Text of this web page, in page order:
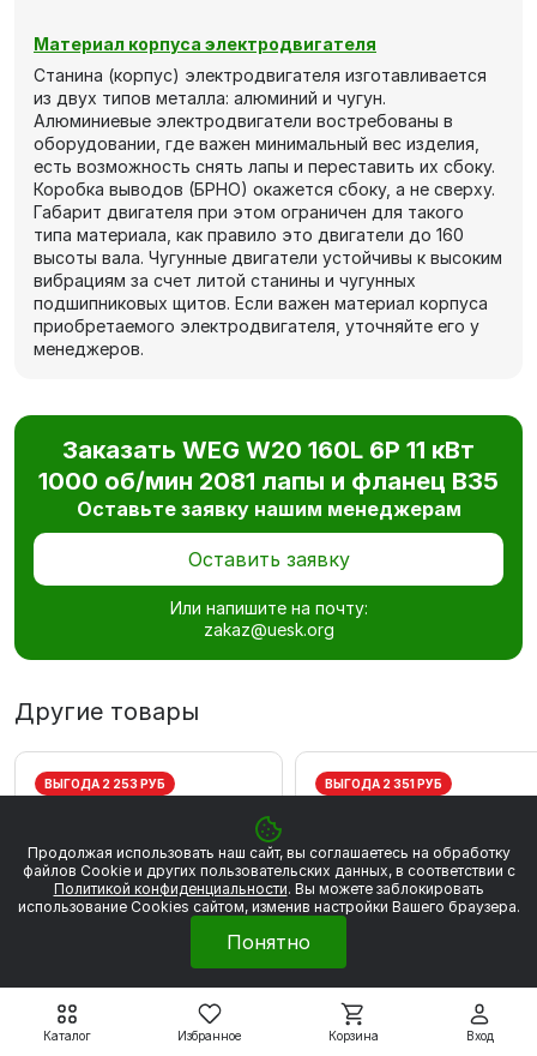
Каталог Избранное Корзина Вход
Материал корпуса электродвигателя
Станина (корпус) электродвигателя изготавливается
из двух типов металла: алюминий и чугун.
Алюминиевые электродвигатели востребованы в
оборудовании, где важен минимальный вес изделия,
есть возможность снять лапы и переставить их сбоку.
Коробка выводов (БРНО) окажется сбоку, а не сверху.
Габарит двигателя при этом ограничен для такого
типа материала, как правило это двигатели до 160
высоты вала. Чугунные двигатели устойчивы к высоким
вибрациям за счет литой станины и чугунных
подшипниковых щитов. Если важен материал корпуса
приобретаемого электродвигателя, уточняйте его у
менеджеров.
Заказать WEG W20 160L 6P 11 кВт
1000 об/мин 2081 лапы и фланец В35
Оставьте заявку нашим менеджерам
Оставить заявку
Или напишите на почту:
zakaz@uesk.org
Другие товары
ВЫГОДА 2 253 РУБ ВЫГОДА 2 351 РУБ
Продолжая использовать наш сайт, вы соглашаетесь на обработку
файлов Сookie и других пользовательских данных, в соответствии с
Политикой конфиденциальности. Вы можете заблокировать
использование Cookies сайтом, изменив настройки Вашего браузера.
Понятно